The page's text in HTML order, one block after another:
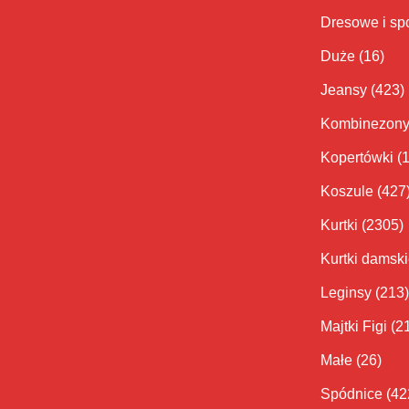
Dresowe i
Duże (16)
Jeansy (423)
Kombinezony
Kopertówki
Koszule
Kurtki (2305)
Kurtki
Leginsy (213)
Majtki Figi
Małe (26)
Spódnice